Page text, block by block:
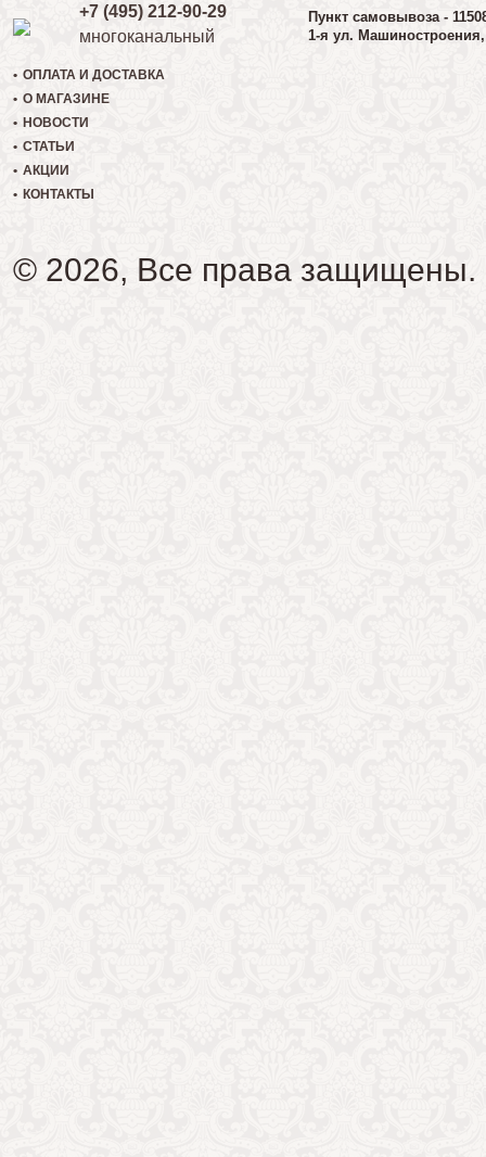
+7 (495) 212-90-29
многоканальный
Пункт самовывоза -
1-я ул.
ОПЛАТА И ДОСТАВКА
О МАГАЗИНЕ
НОВОСТИ
СТАТЬИ
АКЦИИ
КОНТАКТЫ
© 2026, Все права защищены.